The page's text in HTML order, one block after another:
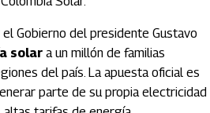
el Gobierno del presidente Gustavo
solar a un millón de familias
del país. La apuesta oficial es
parte de su propia electricidad